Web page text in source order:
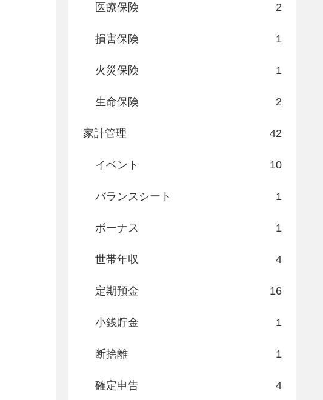
医療保険 2
損害保険 1
火災保険 1
生命保険 2
家計管理 42
イベント 10
バランスシート 1
ボーナス 1
世帯年収 4
定期預金 16
小銭貯金 1
断捨離 1
確定申告 4